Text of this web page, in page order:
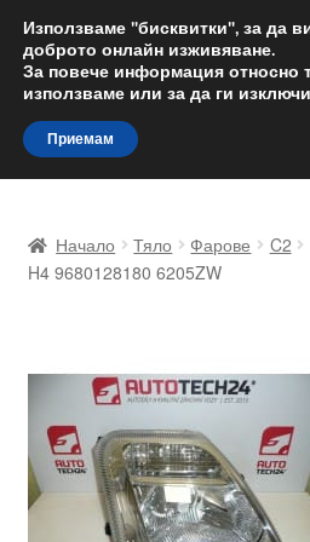
ДОСТАВКА
Доставка по
Skip
to
navigation
Skip
to
content
Доставка по целия свят
Количка
Контакт
Начало Тяло Фарове C2
H4 9680128180 6205ZW
Използваме "бисквитки", за да
доброто онлайн изживяване.
За повече информация относно
използваме или за да ги
Приемам